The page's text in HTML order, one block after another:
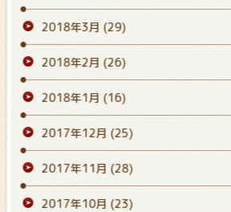
2018年3月 (29)
2018年2月 (26)
2018年1月 (16)
2017年12月 (25)
2017年11月 (28)
2017年10月 (23)